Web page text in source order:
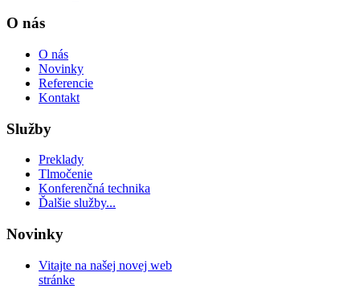
O nás
O nás
Novinky
Referencie
Kontakt
Služby
Preklady
Tlmočenie
Konferenčná technika
Ďalšie služby...
Novinky
Vitajte na našej novej web
stránke